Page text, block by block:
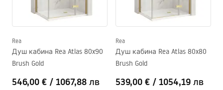
Rea
Душ кабина Rea Atlas 80x90
Brush Gold
546,00 € / 1067,88 лв
Rea
Душ кабина Rea Atlas 80x80
Brush Gold
539,00 € / 1054,19 лв